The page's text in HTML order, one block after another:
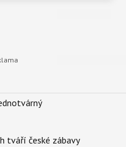
tváří české zábavy